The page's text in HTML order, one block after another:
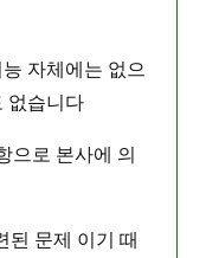
자체에는 없으
없습니다
으로 본사에 의
된 문제 이기 때